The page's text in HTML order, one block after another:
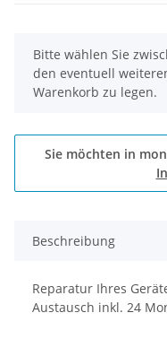
x
Bitte wählen Sie
den eventuell
Warenkorb zu legen.
Sie möchten in
Beschreibung
Reparatur Ihres
Austausch inkl. 24